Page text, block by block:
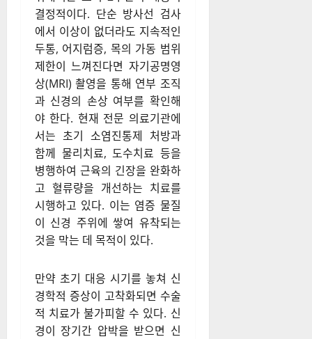
결정적이다. 단순 방사선 검사
에서 이상이 없더라도 지속적인
두통, 어지럼증, 목의 가동 범위
제한이 느껴진다면 자기공명영
상(MRI) 촬영을 통해 연부 조직
과 신경의 손상 여부를 확인해
야 한다. 현재 전문 의료기관에
서는 초기 소염진통제 처방과
함께 물리치료, 도수치료 등을
병행하여 근육의 긴장을 완화하
고 혈류량을 개선하는 치료를
시행하고 있다. 이는 염증 물질
이 신경 주위에 쌓여 유착되는
것을 막는 데 목적이 있다.
만약 초기 대응 시기를 놓쳐 신
경학적 증상이 고착화되면 수술
적 치료가 불가피할 수 있다. 신
경이 장기간 압박을 받으면 신